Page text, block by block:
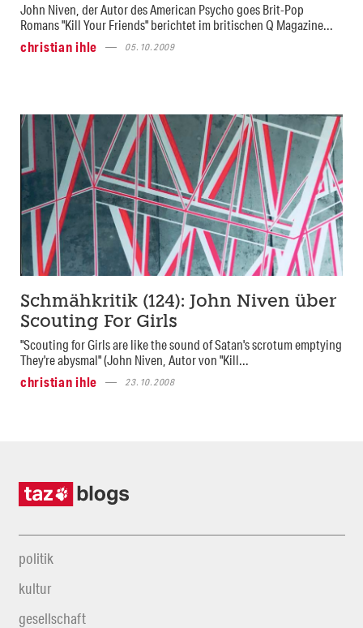
John Niven, der Autor des American Psycho goes Brit-Pop
Romans "Kill Your Friends" berichtet im britischen Q Magazine...
christian ihle
05.10.2009
Schmähkritik (124): John Niven über
Scouting For Girls
"Scouting for Girls are like the sound of Satan's scrotum emptying
They're abysmal" (John Niven, Autor von "Kill...
christian ihle
23.10.2008
politik
kultur
gesellschaft